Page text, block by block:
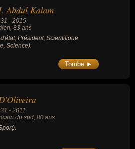
Abdul Kalam
- 2015
, 83 ans
Président, Scientifique
Science).
Tombe ►
- 2011
du sud , 80 ans